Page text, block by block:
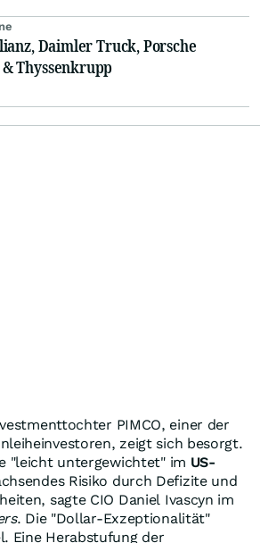
Daimler Truck, Porsche
Thyssenkrupp
PIMCO, einer der
zeigt sich besorgt.
"leicht untergewichtet" im US-
Risiko durch Defizite und
sagte CIO Daniel Ivascyn im
. Die "Dollar-Exzeptionalität"
Eine Herabstufung der